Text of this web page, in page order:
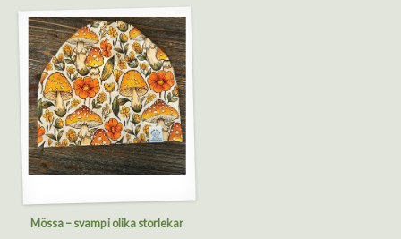
Mössa – svamp i olika storlekar